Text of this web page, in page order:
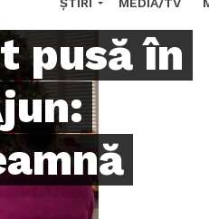
pusă în